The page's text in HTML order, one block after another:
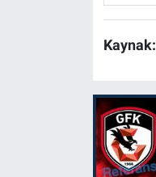
Kaynak: